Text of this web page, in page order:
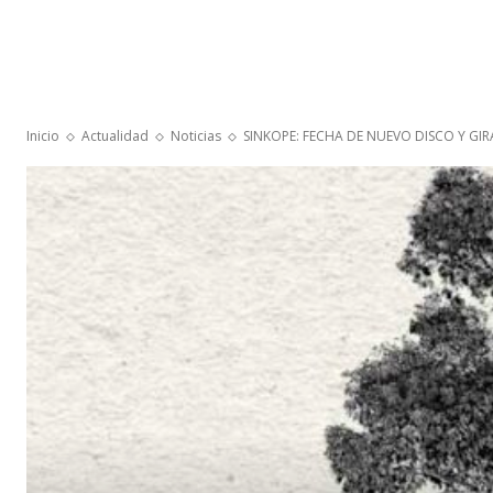
Inicio Actualidad Noticias SINKOPE: FECHA DE NUEVO DISCO Y